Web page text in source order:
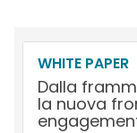
WHITE PAPER
Dalla
la nuova